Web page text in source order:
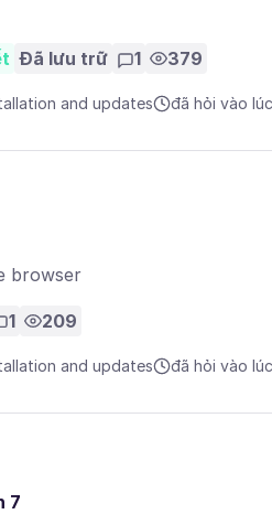
Đã lưu trữ 1 379
and updates đã hỏi vào
browser
1 209
and updates đã hỏi vào
7